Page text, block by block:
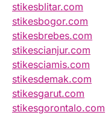
stikesblitar.com
stikesbogor.com
stikesbrebes.com
stikescianjur.com
stikesciamis.com
stikesdemak.com
stikesgarut.com
stikesgorontalo.com